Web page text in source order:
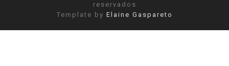
reservados
Template by Elaine Gaspareto